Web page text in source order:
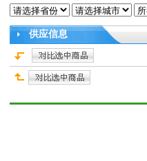
供应信息